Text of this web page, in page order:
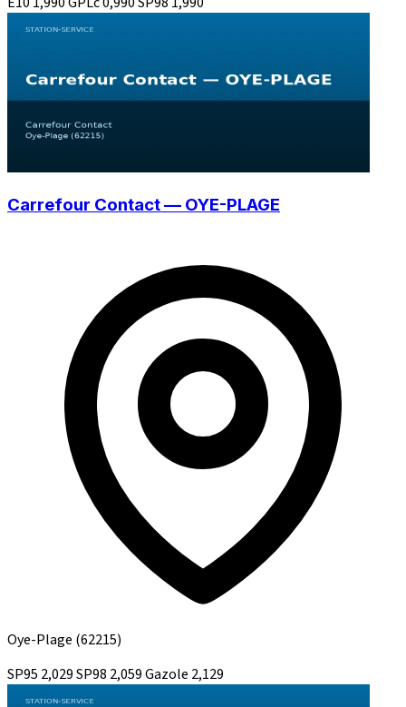
Carrefour Contact — OYE-PLAGE
Oye-Plage (62215)
SP95 2,029SP98 2,059Gazole 2,129